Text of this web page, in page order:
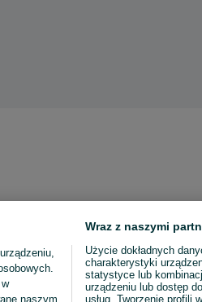
naszym
Wraz z naszymi
Użycie dokładnych
charakterystyki
statystyce lub
urządzeniu lub dostęp
usług. Tworzenie profili